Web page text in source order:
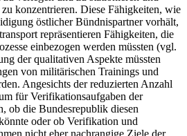
konzentrieren. Diese Fähigkeiten, wie
östlicher Bündnispartner vorhält,
repräsentieren Fähigkeiten, die
einbezogen werden müssten (vgl.
der qualitativen Aspekte müssten
von militärischen Trainings und
Angesichts der reduzierten Anzahl
für Verifikationsaufgaben der
ob die Bundesrepublik diesen
oder ob Verifikation und
nicht eher nachrangige Ziele der